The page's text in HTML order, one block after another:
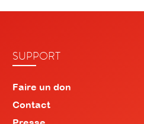
SUPPORT
Faire un don
Contact